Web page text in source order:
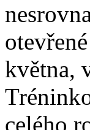
května,
celého